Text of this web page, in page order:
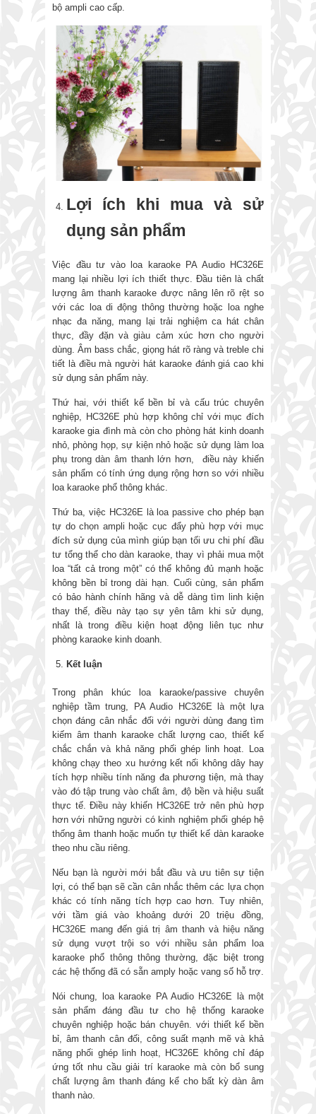
bộ ampli cao cấp.
Lợi ích khi mua và sử
dụng sản phẩm
Việc đầu tư vào loa karaoke PA Audio HC326E
mang lại nhiều lợi ích thiết thực. Đầu tiên là chất
lượng âm thanh karaoke được nâng lên rõ rệt so
với các loa di động thông thường hoặc loa nghe
nhạc đa năng, mang lại trải nghiệm ca hát chân
thực, đầy đặn và giàu cảm xúc hơn cho người
dùng. Âm bass chắc, giọng hát rõ ràng và treble chi
tiết là điều mà người hát karaoke đánh giá cao khi
sử dụng sản phẩm này.
Thứ hai, với thiết kế bền bỉ và cấu trúc chuyên
nghiệp, HC326E phù hợp không chỉ với mục đích
karaoke gia đình mà còn cho phòng hát kinh doanh
nhỏ, phòng họp, sự kiện nhỏ hoặc sử dụng làm loa
phụ trong dàn âm thanh lớn hơn, điều này khiến
sản phẩm có tính ứng dụng rộng hơn so với nhiều
loa karaoke phổ thông khác.
Thứ ba, việc HC326E là loa passive cho phép bạn
tự do chọn ampli hoặc cục đẩy phù hợp với mục
đích sử dụng của mình giúp bạn tối ưu chi phí đầu
tư tổng thể cho dàn karaoke, thay vì phải mua một
loa “tất cả trong một” có thể không đủ mạnh hoặc
không bền bỉ trong dài hạn. Cuối cùng, sản phẩm
có bảo hành chính hãng và dễ dàng tìm linh kiện
thay thế, điều này tạo sự yên tâm khi sử dụng,
nhất là trong điều kiện hoạt động liên tục như
phòng karaoke kinh doanh.
Kết luận
Trong phân khúc loa karaoke/passive chuyên
nghiệp tầm trung, PA Audio HC326E là một lựa
chọn đáng cân nhắc đối với người dùng đang tìm
kiếm âm thanh karaoke chất lượng cao, thiết kế
chắc chắn và khả năng phối ghép linh hoạt. Loa
không chạy theo xu hướng kết nối không dây hay
tích hợp nhiều tính năng đa phương tiện, mà thay
vào đó tập trung vào chất âm, độ bền và hiệu suất
thực tế. Điều này khiến HC326E trở nên phù hợp
hơn với những người có kinh nghiệm phối ghép hệ
thống âm thanh hoặc muốn tự thiết kế dàn karaoke
theo nhu cầu riêng.
Nếu bạn là người mới bắt đầu và ưu tiên sự tiện
lợi, có thể bạn sẽ cần cân nhắc thêm các lựa chọn
khác có tính năng tích hợp cao hơn. Tuy nhiên,
với tầm giá vào khoảng dưới 20 triệu đồng,
HC326E mang đến giá trị âm thanh và hiệu năng
sử dụng vượt trội so với nhiều sản phẩm loa
karaoke phổ thông thông thường, đặc biệt trong
các hệ thống đã có sẵn amply hoặc vang số hỗ trợ.
Nói chung, loa karaoke PA Audio HC326E là một
sản phẩm đáng đầu tư cho hệ thống karaoke
chuyên nghiệp hoặc bán chuyên. với thiết kế bền
bỉ, âm thanh cân đối, công suất mạnh mẽ và khả
năng phối ghép linh hoạt, HC326E không chỉ đáp
ứng tốt nhu cầu giải trí karaoke mà còn bổ sung
chất lượng âm thanh đáng kể cho bất kỳ dàn âm
thanh nào.